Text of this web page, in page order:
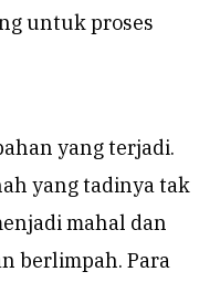
untuk proses
yang terjadi.
yang tadinya tak
mahal dan
berlimpah. Para